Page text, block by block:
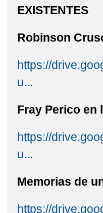
EXISTENTES
Robinson
https://
u...
Fray Perico en
https://
u...
Memorias de
https://